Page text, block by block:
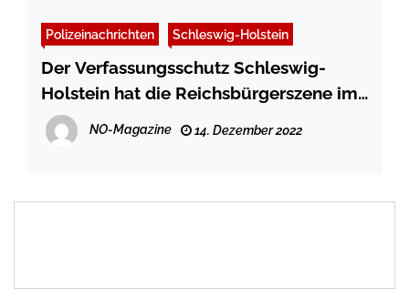
Polizeinachrichten Schleswig-Holstein
Der Verfassungsschutz Schleswig-
Holstein hat die Reichsbürgerszene im
Land und auch deren Bewaffnung
genau im Blick
NO-Magazine 14. Dezember 2022